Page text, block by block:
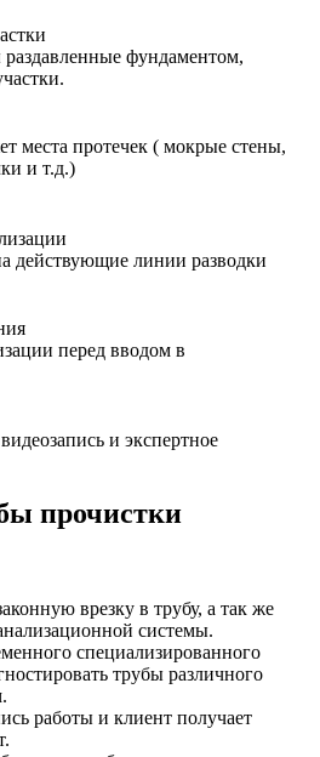
фундаментом,
места протечек ( мокрые стены,
и т.д.)
действующие линии разводки
перед вводом в
и экспертное
прочистки
врезку в трубу, а так же
системы.
специализированного
трубы различного
работы и клиент получает